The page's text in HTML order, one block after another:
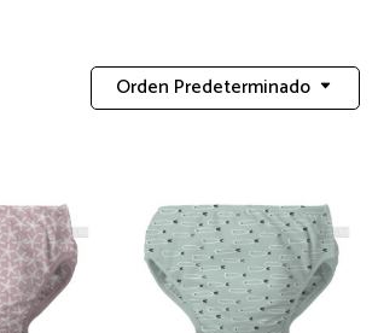
Orden Predeterminado